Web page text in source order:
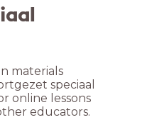
materials
speciaal
online lessons
educators.